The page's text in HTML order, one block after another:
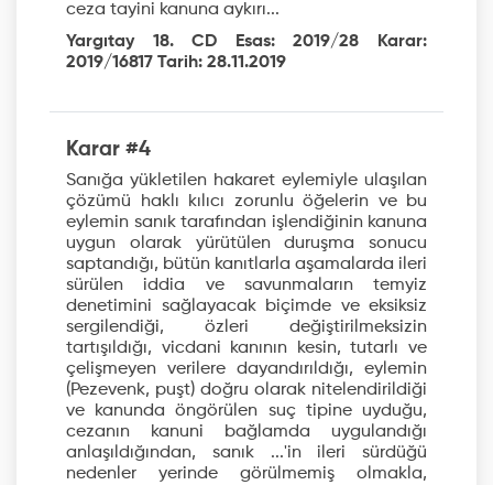
ceza tayini kanuna aykırı...
Yargıtay 18. CD Esas: 2019/28 Karar:
2019/16817 Tarih: 28.11.2019
Karar #4
Sanığa yükletilen hakaret eylemiyle ulaşılan
çözümü haklı kılıcı zorunlu öğelerin ve bu
eylemin sanık tarafından işlendiğinin kanuna
uygun olarak yürütülen duruşma sonucu
saptandığı, bütün kanıtlarla aşamalarda ileri
sürülen iddia ve savunmaların temyiz
denetimini sağlayacak biçimde ve eksiksiz
sergilendiği, özleri değiştirilmeksizin
tartışıldığı, vicdani kanının kesin, tutarlı ve
çelişmeyen verilere dayandırıldığı, eylemin
(Pezevenk, puşt) doğru olarak nitelendirildiği
ve kanunda öngörülen suç tipine uyduğu,
cezanın kanuni bağlamda uygulandığı
anlaşıldığından, sanık ...'in ileri sürdüğü
nedenler yerinde görülmemiş olmakla,